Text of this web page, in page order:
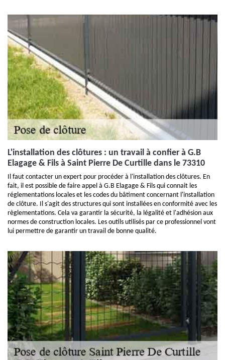
L'installation des clôtures : un travail à confier à G.B
Elagage & Fils à Saint Pierre De Curtille dans le 73310
Il faut contacter un expert pour procéder à l'installation des clôtures. En
fait, il est possible de faire appel à G.B Elagage & Fils qui connait les
réglementations locales et les codes du bâtiment concernant l'installation
de clôture. Il s'agit des structures qui sont installées en conformité avec les
règlementations. Cela va garantir la sécurité, la légalité et l'adhésion aux
normes de construction locales. Les outils utilisés par ce professionnel vont
lui permettre de garantir un travail de bonne qualité.